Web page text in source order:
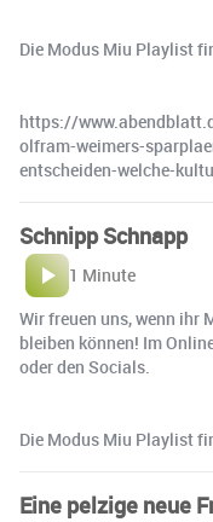
Die Modus Miu Playlist
https://
olfram-weimers-
entscheiden-welche-
Schnipp Schnapp
1 Minute
Wir freuen uns, wenn ihr
bleiben können! Im
oder den Socials.
Die Modus Miu Playlist
Eine pelzige neue